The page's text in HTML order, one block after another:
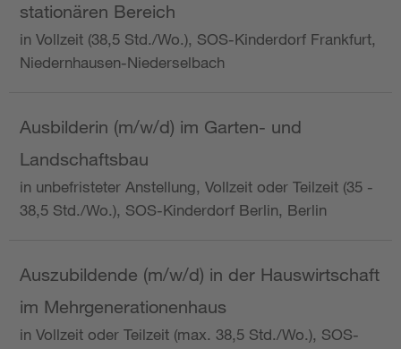
stationären Bereich
in Vollzeit (38,5 Std./Wo.), SOS-Kinderdorf Frankfurt,
Niedernhausen-Niederselbach
Ausbilderin (m/w/d) im Garten- und
Landschaftsbau
in unbefristeter Anstellung, Vollzeit oder Teilzeit (35 -
38,5 Std./Wo.), SOS-Kinderdorf Berlin, Berlin
Auszubildende (m/w/d) in der Hauswirtschaft
im Mehrgenerationenhaus
in Vollzeit oder Teilzeit (max. 38,5 Std./Wo.), SOS-